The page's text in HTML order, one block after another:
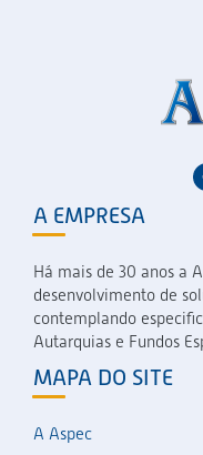
A EMPRESA
Há mais de 30 anos a
desenvolvimento de
contemplando
Autarquias e Fundos
MAPA DO SITE
A Aspec